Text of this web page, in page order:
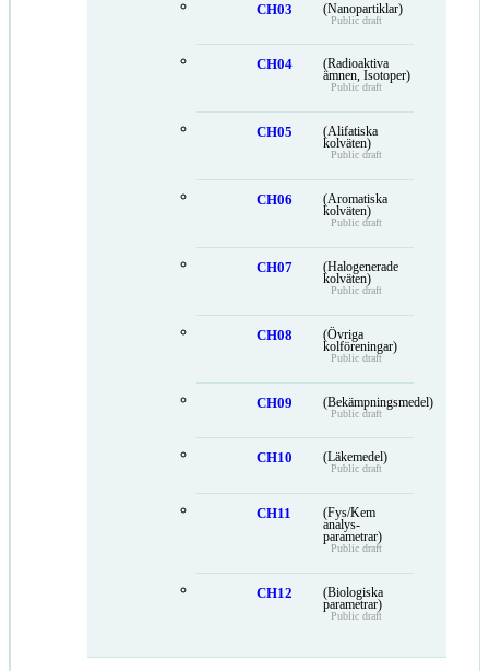
CH03 (Nanopartiklar)
Public draft
CH04
(Radioaktiva
ämnen, Isotoper)
Public draft
CH05
(Alifatiska
kolväten)
Public draft
CH06
(Aromatiska
kolväten)
Public draft
CH07
(Halogenerade
kolväten)
Public draft
CH08
(Övriga
kolföreningar)
Public draft
CH09 (Bekämpningsmedel)
Public draft
CH10 (Läkemedel)
Public draft
CH11
(Fys/Kem
analys-
parametrar)
Public draft
CH12
(Biologiska
parametrar)
Public draft